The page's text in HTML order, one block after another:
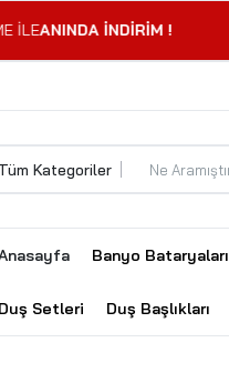
!
Banyo Bataryaları
Duş Setleri Duş Başlıkları